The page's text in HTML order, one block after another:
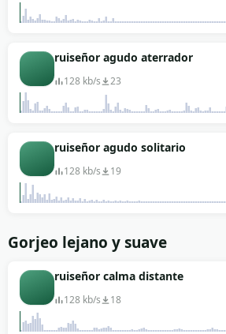
ruiseñor agudo aterrador
128 kb/s 23
ruiseñor agudo solitario
128 kb/s 19
Gorjeo lejano y suave
ruiseñor calma distante
128 kb/s 18